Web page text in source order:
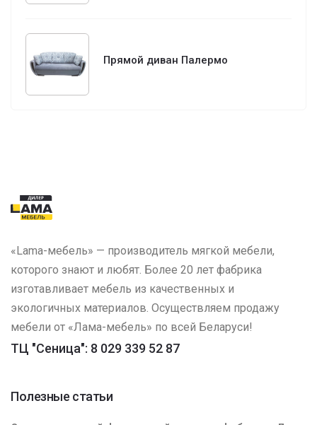
Прямой диван Палермо
«Lama-мебель» — производитель мягкой мебели,
которого знают и любят. Более 20 лет фабрика
изготавливает мебель из качественных и
экологичных материалов. Осуществляем продажу
мебели от «Лама-мебель» по всей Беларуси!
ТЦ "Сеница": 8 029 339 52 87
Полезные статьи